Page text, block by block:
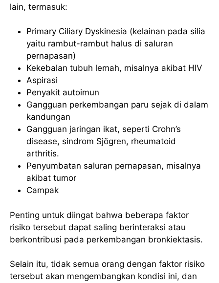
lain, termasuk:
Primary Ciliary Dyskinesia (kelainan pada silia
yaitu rambut-rambut halus di saluran
pernapasan)
Kekebalan tubuh lemah, misalnya akibat HIV
Aspirasi
Penyakit autoimun
Gangguan perkembangan paru sejak di dalam
kandungan
Gangguan jaringan ikat, seperti Crohn’s
disease, sindrom Sjögren, rheumatoid
arthritis.
Penyumbatan saluran pernapasan, misalnya
akibat tumor
Campak
Penting untuk diingat bahwa beberapa faktor
risiko tersebut dapat saling berinteraksi atau
berkontribusi pada perkembangan bronkiektasis.
Selain itu, tidak semua orang dengan faktor risiko
tersebut akan mengembangkan kondisi ini, dan